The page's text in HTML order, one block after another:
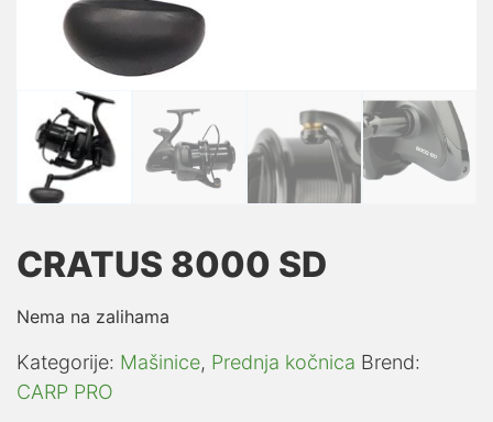
CRATUS 8000 SD
Nema na zalihama
Kategorije: Mašinice, Prednja kočnica Brend:
CARP PRO